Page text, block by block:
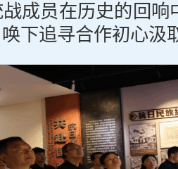
成员在历史的回响
下追寻合作初心汲